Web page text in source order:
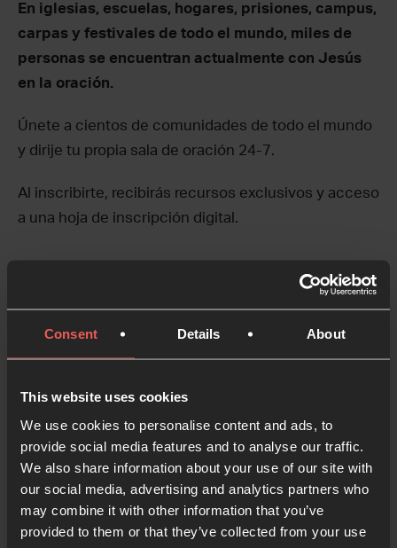
Consent Details About
This website uses cookies
We use cookies to personalise content and ads, to
provide social media features and to analyse our traffic.
We also share information about your use of our site with
our social media, advertising and analytics partners who
may combine it with other information that you’ve
provided to them or that they’ve collected from your use
En iglesias, escuelas, hogares, prisiones, campus,
carpas y festivales de todo el mundo, miles de
personas se encuentran actualmente con Jesús
en la oración.
Únete a cientos de comunidades de todo el mundo
y dirije tu propia sala de oración 24-7.
Al inscribirte, recibirás recursos exclusivos y acceso
a una hoja de inscripción digital.
Registra tu sala de oración
24-7 o tu sala de oración
virtual 24-7:
Regístrate gratis
¿Ya has registrado una
sala de oración?